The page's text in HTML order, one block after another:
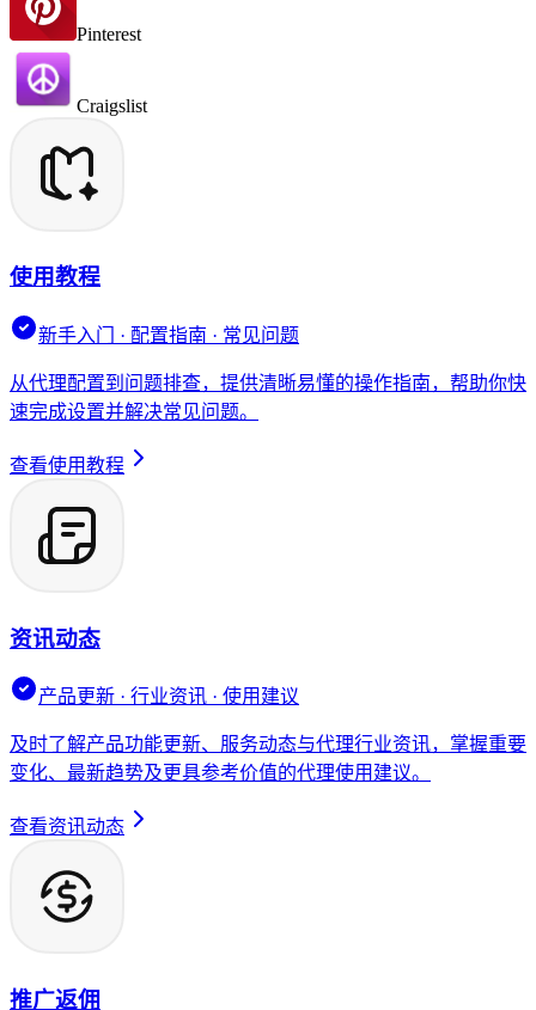
Pinterest
Craigslist
使用教程
新手入门 · 配置指南 · 常见问题
从代理配置到问题排查，提供清晰易懂的操作指南，帮助你快
速完成设置并解决常见问题。
查看使用教程
资讯动态
产品更新 · 行业资讯 · 使用建议
及时了解产品功能更新、服务动态与代理行业资讯，掌握重要
变化、最新趋势及更具参考价值的代理使用建议。
查看资讯动态
推广返佣